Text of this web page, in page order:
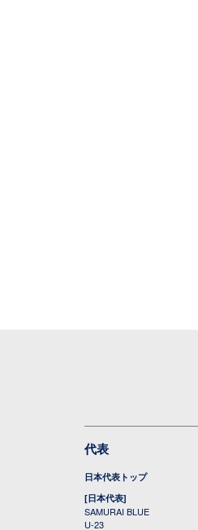
代表
日本代表トップ
[日本代表]
SAMURAI BLUE
U-23